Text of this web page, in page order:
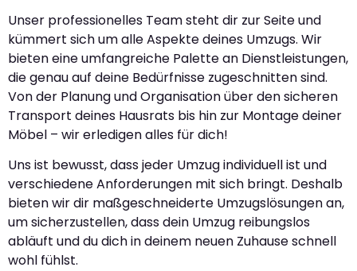
Unser professionelles Team steht dir zur Seite und
kümmert sich um alle Aspekte deines Umzugs. Wir
bieten eine umfangreiche Palette an Dienstleistungen,
die genau auf deine Bedürfnisse zugeschnitten sind.
Von der Planung und Organisation über den sicheren
Transport deines Hausrats bis hin zur Montage deiner
Möbel – wir erledigen alles für dich!
Uns ist bewusst, dass jeder Umzug individuell ist und
verschiedene Anforderungen mit sich bringt. Deshalb
bieten wir dir maßgeschneiderte Umzugslösungen an,
um sicherzustellen, dass dein Umzug reibungslos
abläuft und du dich in deinem neuen Zuhause schnell
wohl fühlst.